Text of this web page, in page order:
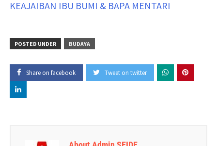
KEAJAIBAN IBU BUMI & BAPA MENTARI
POSTED UNDER BUDAYA
Share on facebook Tweet on twitter